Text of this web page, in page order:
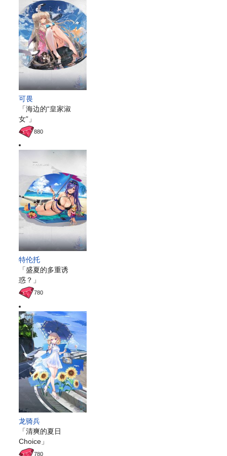
可畏
「海边的“皇家淑
女”」
880
特伦托
「盛夏的多重诱
惑？」
780
龙骑兵
「清爽的夏日
Choice」
780